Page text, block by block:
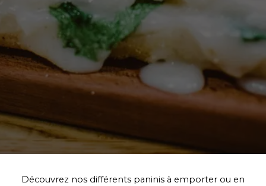
Découvrez nos différents paninis à emporter ou en